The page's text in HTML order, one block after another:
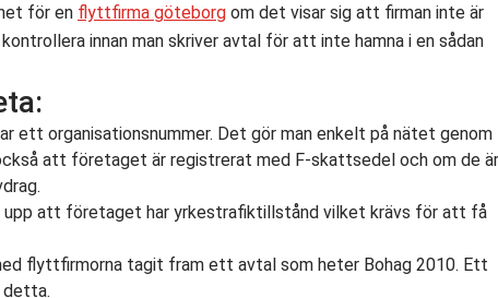
för en flyttfirma göteborg om det visar sig att firman inte är
innan man skriver avtal för att inte hamna i en sådan
ett organisationsnummer. Det gör man enkelt på nätet genom
att företaget är registrerat med F-skattsedel och om de är
upp att företaget har yrkestrafiktillstånd vilket krävs för att få
flyttfirmorna tagit fram ett avtal som heter Bohag 2010. Ett